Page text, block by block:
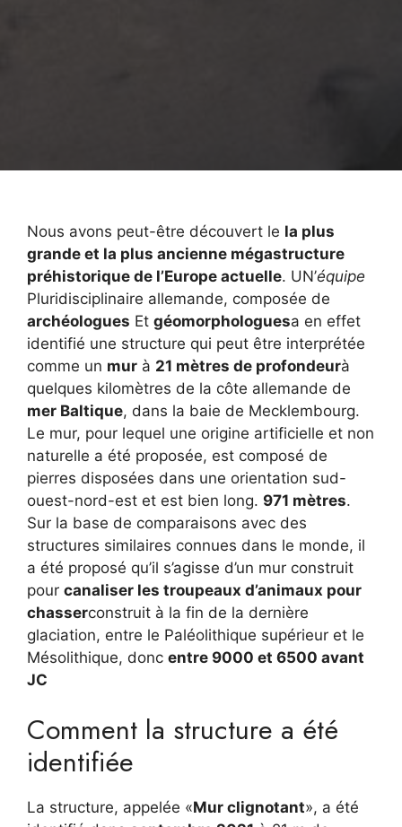
Nous avons peut-être découvert le la plus
grande et la plus ancienne mégastructure
préhistorique de l’Europe actuelle. UN’équipe
Pluridisciplinaire allemande, composée de
archéologues Et géomorphologuesa en effet
identifié une structure qui peut être interprétée
comme un mur à 21 mètres de profondeurà
quelques kilomètres de la côte allemande de
mer Baltique, dans la baie de Mecklembourg.
Le mur, pour lequel une origine artificielle et non
naturelle a été proposée, est composé de
pierres disposées dans une orientation sud-
ouest-nord-est et est bien long. 971 mètres.
Sur la base de comparaisons avec des
structures similaires connues dans le monde, il
a été proposé qu’il s’agisse d’un mur construit
pour canaliser les troupeaux d’animaux pour
chasserconstruit à la fin de la dernière
glaciation, entre le Paléolithique supérieur et le
Mésolithique, donc entre 9000 et 6500 avant
JC
Comment la structure a été
identifiée
La structure, appelée «Mur clignotant», a été